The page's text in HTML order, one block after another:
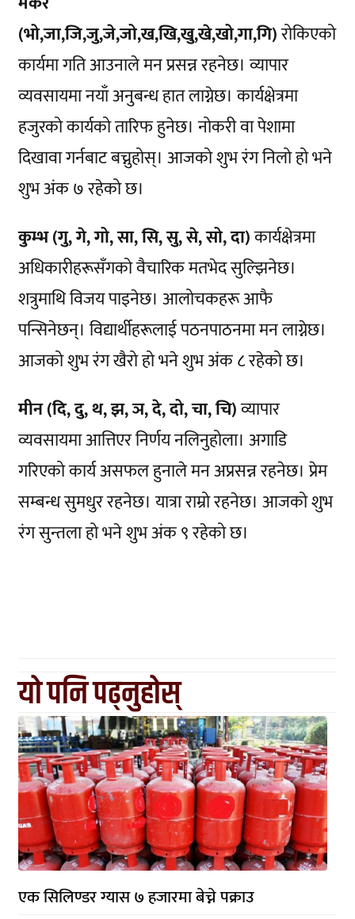
(भो,जा,जि,जु,जे,जो,ख,खि,खु,खे,खो,गा,गि)रोकिएको
कार्यमा गति आउनाले मन प्रसन्न रहनेछ। व्यापार
व्यवसायमा नयाँ अनुबन्ध हात लाग्नेछ। कार्यक्षेत्रमा
हजुरको कार्यको तारिफ हुनेछ। नोकरी वा पेशामा
दिखावा गर्नबाट बच्नुहोस्। आजको शुभ रंग निलो हो भने
शुभ अंक ७ रहेको छ।
कुम्भ (गु, गे, गो, सा, सि, सु, से, सो, दा)कार्यक्षेत्रमा
अधिकारीहरूसँगको वैचारिक मतभेद सुल्झिनेछ।
शत्रुमाथि विजय पाइनेछ। आलोचकहरू आफै
पन्सिनेछन्। विद्यार्थीहरूलाई पठनपाठनमा मन लाग्नेछ।
आजको शुभ रंग खैरो हो भने शुभ अंक ८ रहेको छ।
मीन (दि, दु, थ, झ, ञ, दे, दो, चा, चि)व्यापार
व्यवसायमा आत्तिएर निर्णय नलिनुहोला। अगाडि
गरिएको कार्य असफल हुनाले मन अप्रसन्न रहनेछ। प्रेम
सम्बन्ध सुमधुर रहनेछ। यात्रा राम्रो रहनेछ। आजको शुभ
रंग सुन्तला हो भने शुभ अंक ९ रहेको छ।
यो पनि पढ्नुहोस्
एक सिलिण्डर ग्यास ७ हजारमा बेच्ने पक्राउ